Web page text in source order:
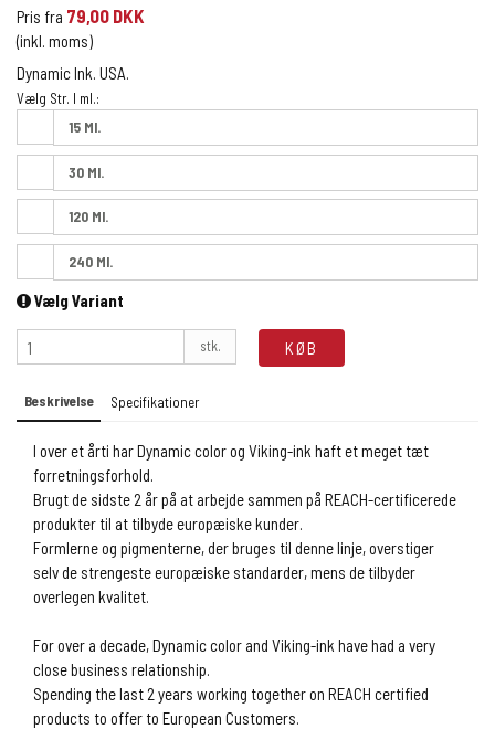
Pris fra 79,00 DKK
(inkl. moms)
Dynamic Ink. USA.
Vælg Str. I ml.:
15 Ml.
30 Ml.
120 Ml.
240 Ml.
Vælg Variant
stk. KØB
Beskrivelse Specifikationer
I over et årti har Dynamic color og Viking-ink haft et meget tæt
forretningsforhold.
Brugt de sidste 2 år på at arbejde sammen på REACH-certificerede
produkter til at tilbyde europæiske kunder.
Formlerne og pigmenterne, der bruges til denne linje, overstiger
selv de strengeste europæiske standarder, mens de tilbyder
overlegen kvalitet.
For over a decade, Dynamic color and Viking-ink have had a very
close business relationship.
Spending the last 2 years working together on REACH certified
products to offer to European Customers.